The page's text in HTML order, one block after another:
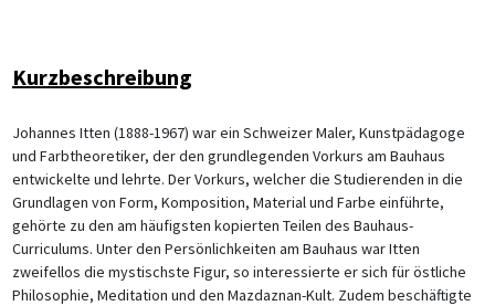
Kurzbeschreibung
Johannes Itten (1888-1967) war ein Schweizer Maler, Kunstpädagoge
und Farbtheoretiker, der den grundlegenden Vorkurs am Bauhaus
entwickelte und lehrte. Der Vorkurs, welcher die Studierenden in die
Grundlagen von Form, Komposition, Material und Farbe einführte,
gehörte zu den am häufigsten kopierten Teilen des Bauhaus-
Curriculums. Unter den Persönlichkeiten am Bauhaus war Itten
zweifellos die mystischste Figur, so interessierte er sich für östliche
Philosophie, Meditation und den Mazdaznan-Kult. Zudem beschäftigte